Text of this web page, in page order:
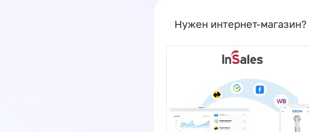
Нужен интернет-магазин?